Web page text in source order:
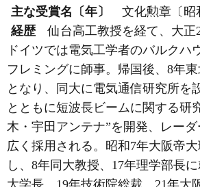
主な受賞名〔年〕
文化勲章〔昭
経歴
仙台高工教授を経て、大正
ドイツでは電気工学者のバルクハ
フレミングに師事。帰国後、8年
となり、同大に電気通信研究所を
とともに短波長ビームに関する研
木・宇田アンテナ”を開発、レー
広く採用される。昭和7年大阪帝
し、8年同大教授、17年理学部長
大学長、19年技術院総裁、21年大